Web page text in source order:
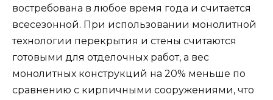
востребована в любое время года и считается
всесезонной. При использовании монолитной
технологии перекрытия и стены считаются
готовыми для отделочных работ, а вес
монолитных конструкций на 20% меньше по
сравнению с кирпичными сооружениями, что